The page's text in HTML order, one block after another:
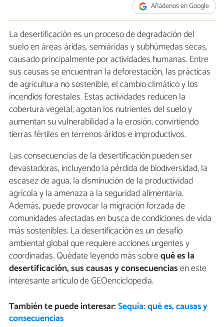
Añádenos en Google
La desertificación es un proceso de degradación del
suelo en áreas áridas, semiáridas y subhúmedas secas,
causado principalmente por actividades humanas. Entre
sus causas se encuentran la deforestación, las prácticas
de agricultura no sostenible, el cambio climático y los
incendios forestales. Estas actividades reducen la
cobertura vegetal, agotan los nutrientes del suelo y
aumentan su vulnerabilidad a la erosión, convirtiendo
tierras fértiles en terrenos áridos e improductivos.
Las consecuencias de la desertificación pueden ser
devastadoras, incluyendo la pérdida de biodiversidad, la
escasez de agua, la disminución de la productividad
agrícola y la amenaza a la seguridad alimentaria.
Además, puede provocar la migración forzada de
comunidades afectadas en busca de condiciones de vida
más sostenibles. La desertificación es un desafío
ambiental global que requiere acciones urgentes y
coordinadas. Quédate leyendo más sobrequé es la
desertificación, sus causas y consecuenciasen este
interesante artículo de GEOenciclopedia.
También te puede interesar:Sequía: qué es, causas y
consecuencias